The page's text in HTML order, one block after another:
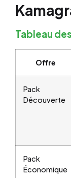
Tableau
Offre
Pack
Découverte
Pack
Économique